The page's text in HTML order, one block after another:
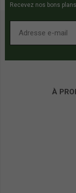
Recevez nos bons
À